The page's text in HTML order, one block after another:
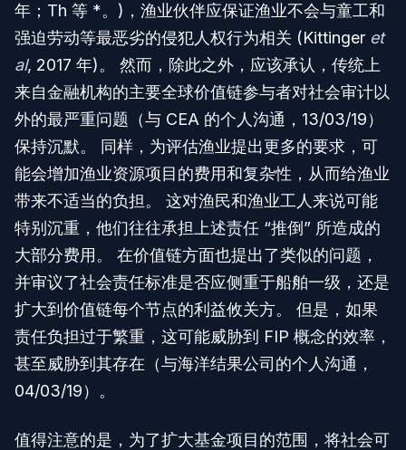
年；Th 等 *。)，渔业伙伴应保证渔业不会与童工和
强迫劳动等最恶劣的侵犯人权行为相关 (Kittinger et
al, 2017 年)。 然而，除此之外，应该承认，传统上
来自金融机构的主要全球价值链参与者对社会审计以
外的最严重问题（与 CEA 的个人沟通，13/03/19）
保持沉默。 同样，为评估渔业提出更多的要求，可
能会增加渔业资源项目的费用和复杂性，从而给渔业
带来不适当的负担。 这对渔民和渔业工人来说可能
特别沉重，他们往往承担上述责任 “推倒” 所造成的
大部分费用。 在价值链方面也提出了类似的问题，
并审议了社会责任标准是否应侧重于船舶一级，还是
扩大到价值链每个节点的利益攸关方。 但是，如果
责任负担过于繁重，这可能威胁到 FIP 概念的效率，
甚至威胁到其存在（与海洋结果公司的个人沟通，
04/03/19）。
值得注意的是，为了扩大基金项目的范围，将社会可